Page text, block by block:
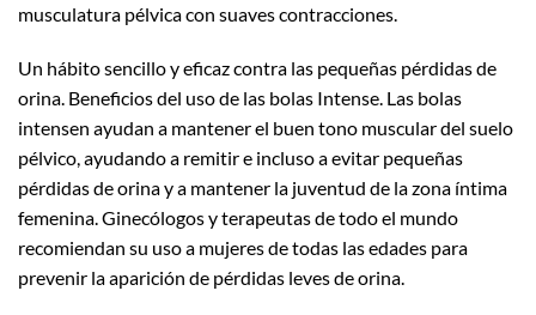
musculatura pélvica con suaves contracciones.
Un hábito sencillo y eficaz contra las pequeñas pérdidas de
orina. Beneficios del uso de las bolas Intense. Las bolas
intensen ayudan a mantener el buen tono muscular del suelo
pélvico, ayudando a remitir e incluso a evitar pequeñas
pérdidas de orina y a mantener la juventud de la zona íntima
femenina. Ginecólogos y terapeutas de todo el mundo
recomiendan su uso a mujeres de todas las edades para
prevenir la aparición de pérdidas leves de orina.